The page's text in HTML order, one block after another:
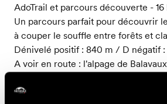
AdoTrail et parcours découverte - 16
Un parcours parfait pour découvrir
à couper le souffle entre forêts et
Dénivelé positif : 840 m / D négatif
A voir en route : l'alpage de